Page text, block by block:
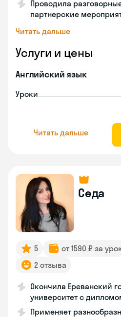
Проводила
партнерские
Читать дальше
Услуги и цены
Английский язык
Уроки
Читать дальше
Седа
5 от 1590 ₽ за
2 отзыва
Окончила Ереванский
университет с
Применяет